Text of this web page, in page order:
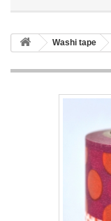
Washi tape